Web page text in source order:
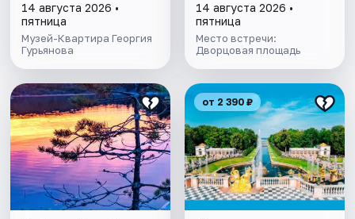
14 августа 2026 •
пятница
Музей-Квартира Георгия
Гурьянова
14 августа 2026 •
пятница
Место встречи:
Дворцовая площадь
от 2 390 ₽